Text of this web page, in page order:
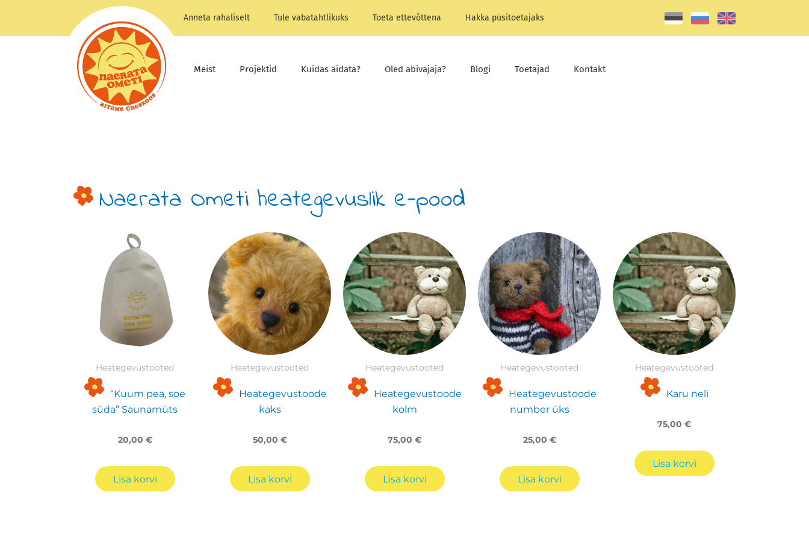
content
Anneta rahaliselt Tule vabatahtlikuks Toeta ettevõttena Hakka püsitoetajaks
Meist Projektid Kuidas aidata? Oled abivajaja? Blogi Toetajad Kontakt
Naerata Ometi heategevuslik e-pood
Heategevustooted
“Kuum pea, soe
süda” Saunamüts
20,00 €
Lisa korvi
Heategevustooted
Heategevustoode
kaks
50,00 €
Lisa korvi
Heategevustooted
Heategevustoode
kolm
75,00 €
Lisa korvi
Heategevustooted
Heategevustoode
number üks
25,00 €
Lisa korvi
Heategevustooted
Karu neli
75,00 €
Lisa korvi